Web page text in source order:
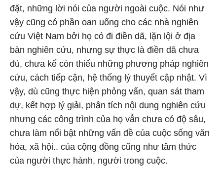
đặt, những lời nói của người ngoài cuộc. Nói như
vậy cũng có phần oan uổng cho các nhà nghiên
cứu Việt Nam bởi họ có đi điền dã, lặn lội ở địa
bàn nghiên cứu, nhưng sự thực là điền dã chưa
đủ, chưa kể còn thiếu những phương pháp nghiên
cứu, cách tiếp cận, hệ thống lý thuyết cập nhật. Vì
vậy, dù cũng thực hiện phỏng vấn, quan sát tham
dự, kết hợp lý giải, phân tích nội dung nghiên cứu
nhưng các công trình của họ vẫn chưa có độ sâu,
chưa làm nổi bật những vấn đề của cuộc sống văn
hóa, xã hội.. của cộng đồng cũng như tâm thức
của người thực hành, người trong cuộc.